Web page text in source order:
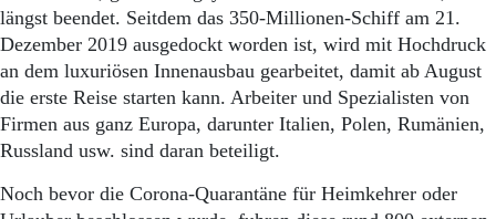
Start
Wer wir sind
Aktuelle Ausgabe
Abonnenten-Login
Abonnent werden
Abo Prämien
Archiv
Bücher
längst beendet. Seitdem das 350-Millionen-Schiff am 21.
Dezember 2019 ausgedockt worden ist, wird mit Hochdruck
an dem luxuriösen Innenausbau gearbeitet, damit ab August
die erste Reise starten kann. Arbeiter und Spezialisten von
Firmen aus ganz Europa, darunter Italien, Polen, Rumänien,
Russland usw. sind daran beteiligt.
Noch bevor die Corona-Quarantäne für Heimkehrer oder